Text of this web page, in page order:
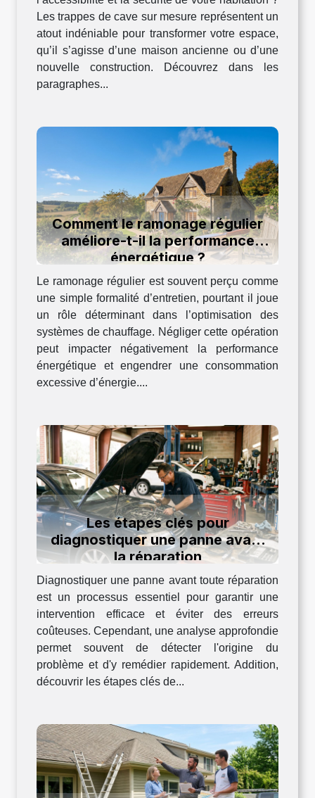
Les trappes de cave sur mesure représentent un
atout indéniable pour transformer votre espace,
qu’il s’agisse d’une maison ancienne ou d’une
nouvelle construction. Découvrez dans les
paragraphes...
Comment le ramonage régulier
améliore-t-il la performance
énergétique ?
Le ramonage régulier est souvent perçu comme
une simple formalité d’entretien, pourtant il joue
un rôle déterminant dans l’optimisation des
systèmes de chauffage. Négliger cette opération
peut impacter négativement la performance
énergétique et engendrer une consommation
excessive d’énergie....
Les étapes clés pour
diagnostiquer une panne avant
la réparation
Diagnostiquer une panne avant toute réparation
est un processus essentiel pour garantir une
intervention efficace et éviter des erreurs
coûteuses. Cependant, une analyse approfondie
permet souvent de détecter l'origine du
problème et d'y remédier rapidement. Addition,
découvrir les étapes clés de...